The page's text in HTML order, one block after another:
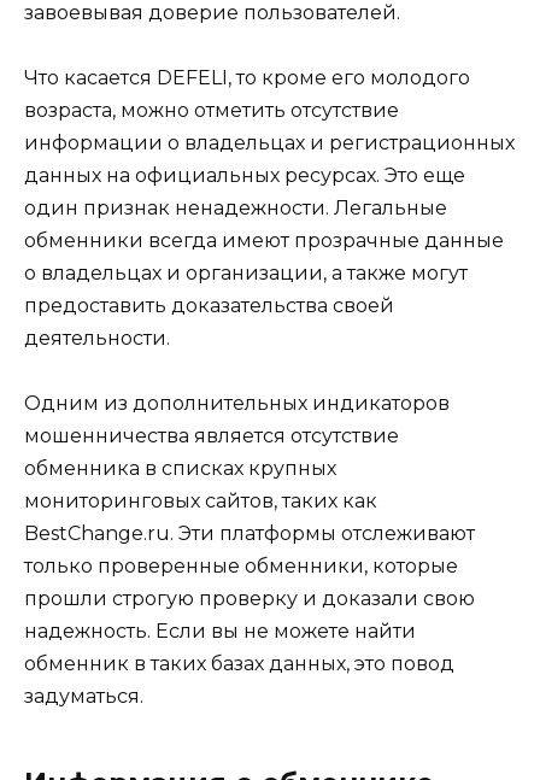
завоевывая доверие пользователей.
Что касается DEFELI, то кроме его молодого
возраста, можно отметить отсутствие
информации о владельцах и регистрационных
данных на официальных ресурсах. Это еще
один признак ненадежности. Легальные
обменники всегда имеют прозрачные данные
о владельцах и организации, а также могут
предоставить доказательства своей
деятельности.
Одним из дополнительных индикаторов
мошенничества является отсутствие
обменника в списках крупных
мониторинговых сайтов, таких как
BestChange.ru. Эти платформы отслеживают
только проверенные обменники, которые
прошли строгую проверку и доказали свою
надежность. Если вы не можете найти
обменник в таких базах данных, это повод
задуматься.